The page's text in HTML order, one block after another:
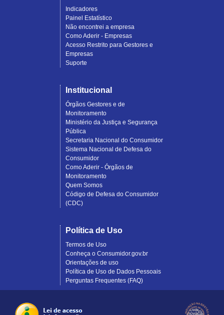
Indicadores
Painel Estatístico
Não encontrei a empresa
Como Aderir - Empresas
Acesso Restrito para Gestores e
Empresas
Suporte
Institucional
Órgãos Gestores e de
Monitoramento
Ministério da Justiça e Segurança
Pública
Secretaria Nacional do Consumidor
Sistema Nacional de Defesa do
Consumidor
Como Aderir - Órgãos de
Monitoramento
Quem Somos
Código de Defesa do Consumidor
(CDC)
Política de Uso
Termos de Uso
Conheça o Consumidor.gov.br
Orientações de uso
Política de Uso de Dados Pessoais
Perguntas Frequentes (FAQ)